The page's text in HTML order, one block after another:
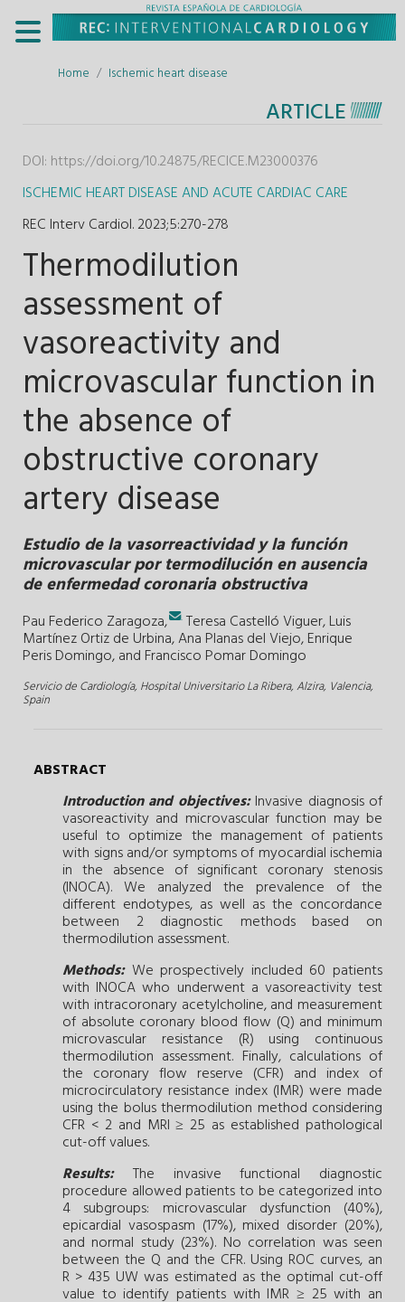
Home Ischemic heart disease
ARTICLE
DOI: https://doi.org/10.24875/RECICE.M23000376
ISCHEMIC HEART DISEASE AND ACUTE CARDIAC CARE
REC Interv Cardiol. 2023;5:270-278
Thermodilution
assessment of
vasoreactivity and
microvascular function in
the absence of
obstructive coronary
artery disease
Estudio de la vasorreactividad y la función
microvascular por termodilución en ausencia
de enfermedad coronaria obstructiva
Pau Federico Zaragoza, .Teresa Castelló Viguer,Luis
Martínez Ortiz de Urbina,Ana Planas del Viejo,Enrique
Peris Domingo, and Francisco Pomar Domingo
Servicio de Cardiología, Hospital Universitario La Ribera, Alzira, Valencia,
Spain
ABSTRACT
Introduction and objectives:Invasive diagnosis of
vasoreactivity and microvascular function may be
useful to optimize the management of patients
with signs and/or symptoms of myocardial ischemia
in the absence of significant coronary stenosis
(INOCA). We analyzed the prevalence of the
different endotypes, as well as the concordance
between 2 diagnostic methods based on
thermodilution assessment.
Methods: We prospectively included 60 patients
with INOCA who underwent a vasoreactivity test
with intracoronary acetylcholine, and measurement
of absolute coronary blood flow (Q) and minimum
microvascular resistance (R) using continuous
thermodilution assessment. Finally, calculations of
the coronary flow reserve (CFR) and index of
microcirculatory resistance index (IMR) were made
using the bolus thermodilution method considering
CFR < 2 and MRI ≥ 25 as established pathological
cut-off values.
Results: The invasive functional diagnostic
procedure allowed patients to be categorized into
4 subgroups: microvascular dysfunction (40%),
epicardial vasospasm (17%), mixed disorder (20%),
and normal study (23%). No correlation was seen
between the Q and the CFR. Using ROC curves, an
R > 435 UW was estimated as the optimal cut-off
value to identify patients with IMR ≥ 25 with an